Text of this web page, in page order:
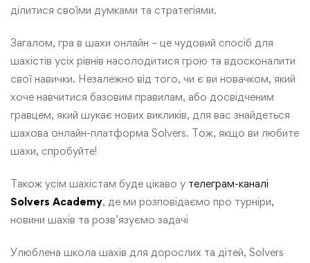
ділитися своїми думками та стратегіями.
Загалом, гра в шахи онлайн – це чудовий спосіб для
шахістів усіх рівнів насолодитися грою та вдосконалити
свої навички. Незалежно від того, чи є ви новачком, який
хоче навчитися базовим правилам, або досвідченим
гравцем, який шукає нових викликів, для вас знайдеться
шахова онлайн-платформа Solvers. Тож, якщо ви любите
шахи, спробуйте!
Також усім шахістам буде цікаво у телеграм-каналі
Solvers Academy, де ми розповідаємо про турніри,
новини шахів та розв’язуємо задачі
Улюблена школа шахів для дорослих та дітей, Solvers